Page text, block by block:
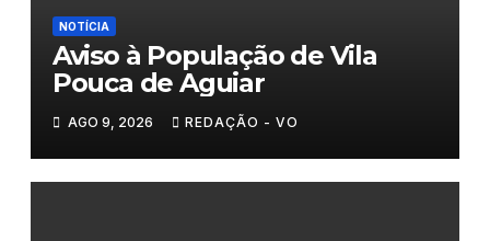
NOTÍCIA
Aviso à População de Vila
Pouca de Aguiar
AGO 9, 2026 REDAÇÃO - VO